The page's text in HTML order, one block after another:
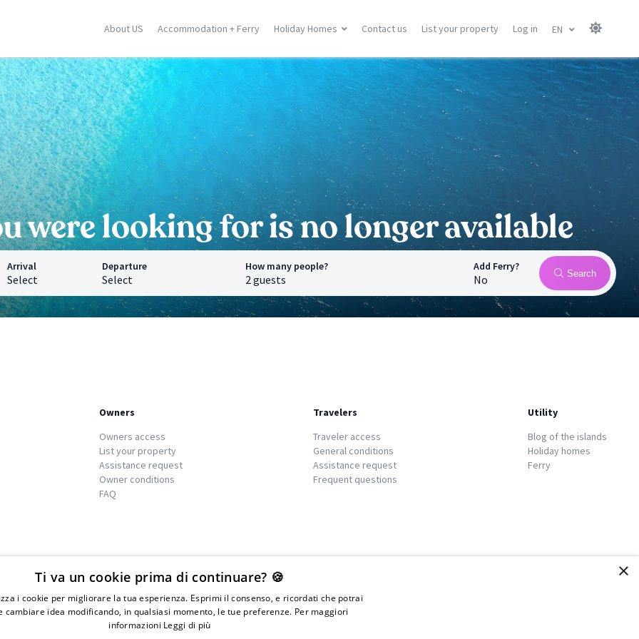
About US Accommodation + Ferry Holiday Homes
Vito Lo Capo
Corse
Porto Vecchio
Moriani
Ghisonaccia
Ile Rousse
Ajaccio
Calvi
Saint Florent
All locations
Greek Islands
Zante
Samos
Crete
Mykonos
Santorini
Corfu
All locations
Canary Islands
Gran Canary
Tenerife
Lanzarote
Fuerteventura
All locations
Balearic Islands
Menorca
Mallorca
Ibiza
All locations
Contact us List your property Log in EN
were looking for is no longer available
Arrival
Select
Departure
Select
How many people? Add Ferry?
No Search
Owners
Owners access
List your property
Assistance request
Owner conditions
FAQ
Travelers
Traveler access
General conditions
Assistance request
Frequent questions
Utility
Blog of the islands
Holiday homes
Ferry
We islands
01976730497 - Iscrizione C.I.A.A di
×
Ti va un cookie prima di continuare? 🍪
i cookie per migliorare la tua esperienza. Esprimi il consenso, e ricordati che potrai
cambiare idea modificando, in qualsiasi momento, le tue preferenze. Per maggiori
informazioni Leggi di più